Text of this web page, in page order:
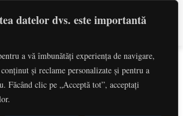
datelor dvs. este importantă
a vă îmbunătăți experiența de navigare,
și reclame personalizate și pentru a
Făcând clic pe „Acceptă tot”, acceptați
Deductibilitatii